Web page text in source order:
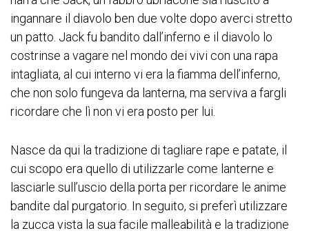
ingannare il diavolo ben due volte dopo averci stretto
un patto. Jack fu bandito dall’inferno e il diavolo lo
costrinse a vagare nel mondo dei vivi con una rapa
intagliata, al cui interno vi era la fiamma dell’inferno,
che non solo fungeva da lanterna, ma serviva a fargli
ricordare che lì non vi era posto per lui.
Nasce da qui la tradizione di tagliare rape e patate, il
cui scopo era quello di utilizzarle come lanterne e
lasciarle sull’uscio della porta per ricordare le anime
bandite dal purgatorio. In seguito, si preferì utilizzare
la zucca vista la sua facile malleabilità e la tradizione